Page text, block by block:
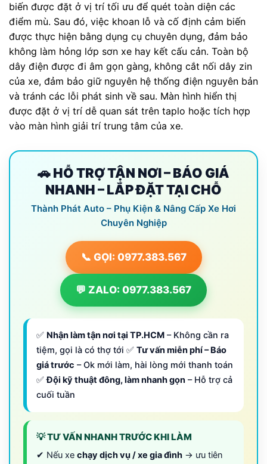
biến được đặt ở vị trí tối ưu để quét toàn diện các
điểm mù. Sau đó, việc khoan lỗ và cố định cảm biến
được thực hiện bằng dụng cụ chuyên dụng, đảm bảo
không làm hỏng lớp sơn xe hay kết cấu cản. Toàn bộ
dây điện được đi âm gọn gàng, không cắt nối dây zin
của xe, đảm bảo giữ nguyên hệ thống điện nguyên bản
và tránh các lỗi phát sinh về sau. Màn hình hiển thị
được đặt ở vị trí dễ quan sát trên taplo hoặc tích hợp
vào màn hình giải trí trung tâm của xe.
🚗 HỖ TRỢ TẬN NƠI – BÁO GIÁ
NHANH – LẮP ĐẶT TẠI CHỖ
Thành Phát Auto – Phụ Kiện & Nâng Cấp Xe Hơi
Chuyên Nghiệp
📞 GỌI: 0977.383.567
💬 ZALO: 0977.383.567
✅ Nhận làm tận nơi tại TP.HCM – Không cần ra
tiệm, gọi là có thợ tới ✅ Tư vấn miễn phí – Báo
giá trước – Ok mới làm, hài lòng mới thanh toán
✅Đội kỹ thuật đông, làm nhanh gọn – Hỗ trợ cả
cuối tuần
💡 TƯ VẤN NHANH TRƯỚC KHI LÀM
✔ Nếu xe chạy dịch vụ / xe gia đình → ưu tiên